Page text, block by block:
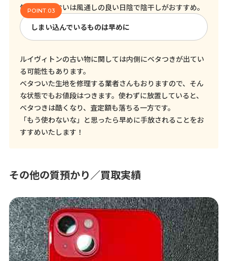
気になるにおいは風通しの良い日陰で陰干しがおすすめ。
しまい込んでいるものは早めに
ルイヴィトンの古い物に関しては内側にベタつきが出てい
る可能性もあります。
ベタついた生地を修理する業者さんもおりますので、そん
な状態でもお値段はつきます。使わずに放置していると、
ベタつきは酷くなり、査定額も落ちる一方です。
「もう使わないな」と思ったら早めに手放されることをお
すすめいたします！
その他の質預かり／買取実績